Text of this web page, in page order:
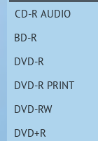
CD-R AUDIO
BD-R
DVD-R
DVD-R PRINT
DVD-RW
DVD+R